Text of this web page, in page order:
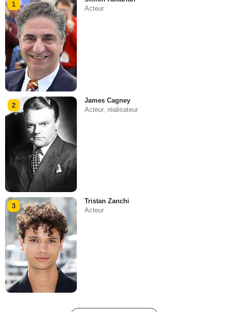
1
Acteur
2
James Cagney
Acteur, réalisateur
3
Tristan Zanchi
Acteur